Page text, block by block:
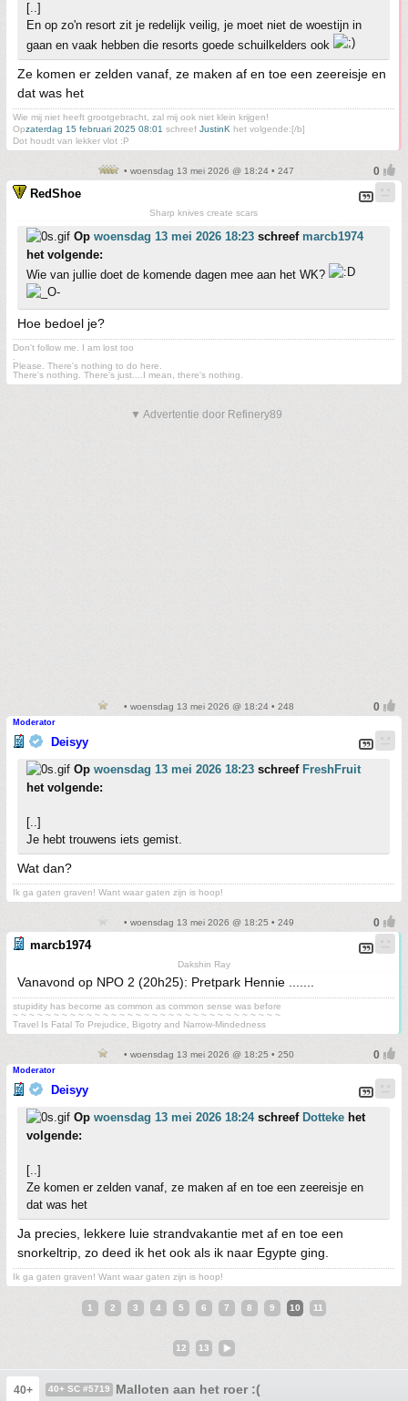
[..]
En op zo'n resort zit je redelijk veilig, je moet niet de woestijn in
gaan en vaak hebben die resorts goede schuilkelders ook
Ze komen er zelden vanaf, ze maken af en toe een zeereisje en
dat was het
Wie mij niet heeft grootgebracht, zal mij ook niet klein krijgen!
Opzaterdag 15 februari 2025 08:01 schreef JustinK het volgende:[/b]
Dot houdt van lekker vlot :P
• woensdag 13 mei 2026 @ 18:24 • 247
RedShoe
Sharp knives create scars
Op woensdag 13 mei 2026 18:23 schreef marcb1974
het volgende:
Wie van jullie doet de komende dagen mee aan het WK?
Hoe bedoel je?
Don't follow me. I am lost too
Please. There's nothing to do here.
There's nothing. There's just....I mean, there's nothing.
▼ Advertentie door Refinery89
• woensdag 13 mei 2026 @ 18:24 • 248
Moderator
Deisyy
Op woensdag 13 mei 2026 18:23 schreef FreshFruit
het volgende:
[..]
Je hebt trouwens iets gemist.
Wat dan?
Ik ga gaten graven! Want waar gaten zijn is hoop!
• woensdag 13 mei 2026 @ 18:25 • 249
marcb1974
Dakshin Ray
Vanavond op NPO 2 (20h25): Pretpark Hennie .......
stupidity has become as common as common sense was before
~ ~ ~ ~ ~ ~ ~ ~ ~ ~ ~ ~ ~ ~ ~ ~ ~ ~ ~ ~ ~ ~ ~ ~ ~ ~ ~ ~ ~ ~ ~ ~ ~
Travel Is Fatal To Prejudice, Bigotry and Narrow-Mindedness
• woensdag 13 mei 2026 @ 18:25 • 250
Moderator
Deisyy
Op woensdag 13 mei 2026 18:24schreef Dotteke het
volgende:
[..]
Ze komen er zelden vanaf, ze maken af en toe een zeereisje en
dat was het
Ja precies, lekkere luie strandvakantie met af en toe een
snorkeltrip, zo deed ik het ook als ik naar Egypte ging.
Ik ga gaten graven! Want waar gaten zijn is hoop!
1 2 3 4 5 6 7 8 9 10 11
12 13
40+ 40+ SC #5719 Malloten aan het roer :(